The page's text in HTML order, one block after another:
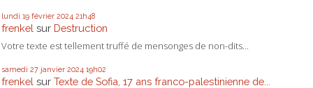
lundi 19 février 2024 21h48
frenkel sur Destruction
Votre texte est tellement truffé de mensonges de non-dits...
samedi 27 janvier 2024 19h02
frenkel sur Texte de Sofia, 17 ans franco-palestinienne de...